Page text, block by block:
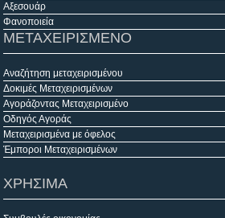
Αξεσουάρ
Φανοποιεία
ΜΕΤΑΧΕΙΡΙΣΜΕΝΟ
Αναζήτηση μεταχειρισμένου
Δοκιμές Μεταχειρισμένων
Αγοράζοντας Μεταχειρισμένο
Οδηγός Αγοράς
Μεταχειρισμένα με όφελος
Έμποροι Μεταχειρισμένων
ΧΡΗΣΙΜΑ